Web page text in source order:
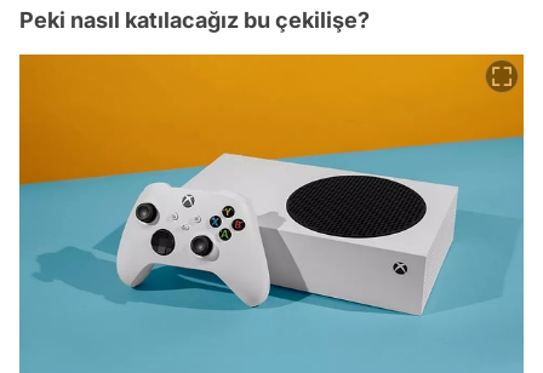
Peki nasıl katılacağız bu çekilişe?